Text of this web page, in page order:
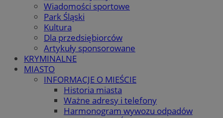
Wiadomości sportowe
Park Śląski
Kultura
Dla przedsiębiorców
Artykuły sponsorowane
KRYMINALNE
MIASTO
INFORMACJE O MIEŚCIE
Historia miasta
Ważne adresy i telefony
Harmonogram wywozu odpadów